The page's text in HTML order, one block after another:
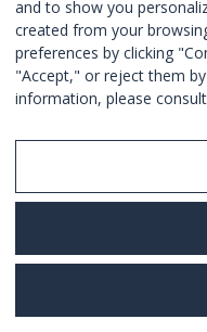
Sovrum:2 4
Eixample - Barcelona
Från
Integritetspolicy
and to show you
created from your
preferences by clicking
"Accept," or reject them
information, please